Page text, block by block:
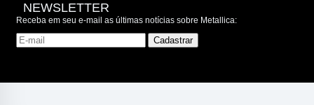
NEWSLETTER
Receba em seu e-mail as últimas notícias sobre Metallica: